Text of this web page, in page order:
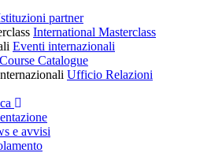
partner
International Masterclass
Eventi internazionali
Course Catalogue
Ufficio Relazioni
e avvisi